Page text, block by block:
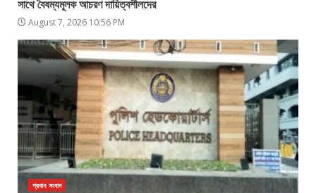
সাথে বৈষম্যমূলক আচরণ দায়িত্বশীলদের
August 7, 2026 10:56 PM
প্রধান সংবাদ